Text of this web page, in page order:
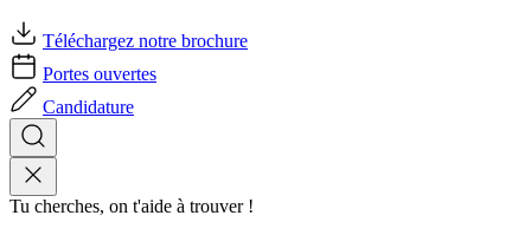
Téléchargez notre brochure
Portes ouvertes
Candidature
Tu cherches, on t'aide à trouver !